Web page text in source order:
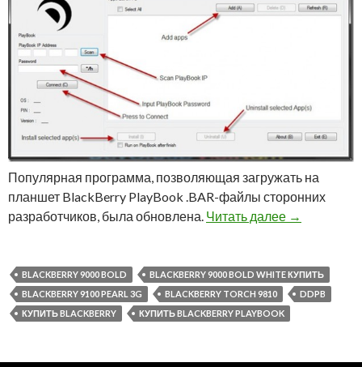
Популярная программа, позволяющая загружать на
планшет BlackBerry PlayBook .BAR-файлы сторонних
разработчиков, была обновлена. Читать далее →
BLACKBERRY 9000 BOLD
BLACKBERRY 9000 BOLD WHITE КУПИТЬ
BLACKBERRY 9100 PEARL 3G
BLACKBERRY TORCH 9810
DDPB
КУПИТЬ BLACKBERRY
КУПИТЬ BLACKBERRY PLAYBOOK